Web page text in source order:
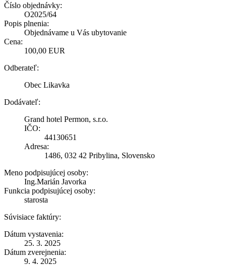
Číslo objednávky:
O2025/64
Popis plnenia:
Objednávame u Vás ubytovanie
Cena:
100,00 EUR
Odberateľ:
Obec Likavka
Dodávateľ:
Grand hotel Permon, s.r.o.
IČO:
44130651
Adresa:
1486, 032 42 Pribylina, Slovensko
Meno podpisujúcej osoby:
Ing.Marián Javorka
Funkcia podpisujúcej osoby:
starosta
Súvisiace faktúry:
Dátum vystavenia:
25. 3. 2025
Dátum zverejnenia:
9. 4. 2025